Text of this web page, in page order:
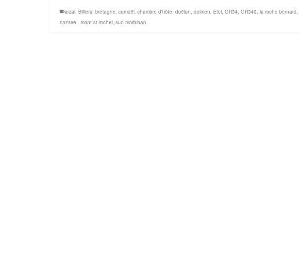
arzal, Billiers, bretagne, camoël, chambre d'hôte, doëlan, dolmen, Etel, GR34, GR349, la roche bernard,
nazaire - mont st michel, sud morbihan